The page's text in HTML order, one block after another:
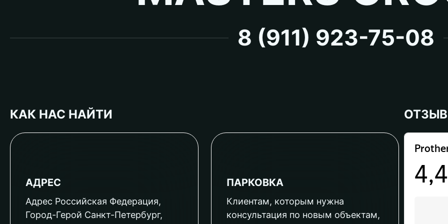
8 (911) 923-75-08
КАК НАС НАЙТИ
АДРЕС
Адрес Российская Федерация,
Город-Герой Санкт-Петербург,
ПАРКОВКА
Клиентам, которым нужна
консультация по новым объектам,